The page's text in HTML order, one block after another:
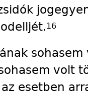
16
volt
esetben